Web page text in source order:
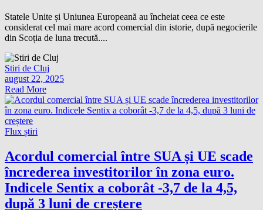
Statele Unite și Uniunea Europeană au încheiat ceea ce este
considerat cel mai mare acord comercial din istorie, după negocierile
din Scoția de luna trecută....
Stiri de Cluj
august 22, 2025
Read More
Flux știri
Acordul comercial între SUA și UE scade
încrederea investitorilor în zona euro.
Indicele Sentix a coborât -3,7 de la 4,5,
după 3 luni de creștere